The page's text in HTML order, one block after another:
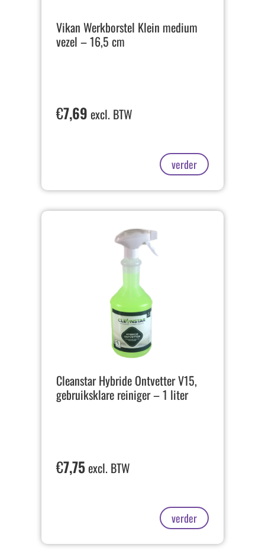
Vikan Werkborstel Klein medium
vezel – 16,5 cm
€7,69 excl. BTW
verder
Cleanstar Hybride Ontvetter V15,
gebruiksklare reiniger – 1 liter
€7,75excl. BTW
verder